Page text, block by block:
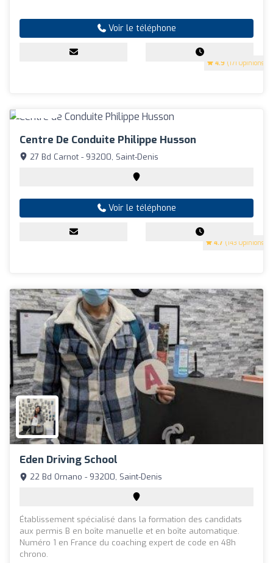
4.9 (171 Opinions)
Voir le téléphone
Centre De Conduite Philippe Husson
4.7 (143 Opinions)
27 Bd Carnot - 93200, Saint-Denis
Voir le téléphone
Eden Driving School
22 Bd Ornano - 93200, Saint-Denis
Établissement spécialisé dans la formation des candidats
aux permis B en boîte manuelle et en boîte automatique.
Numéro 1 en France du coaching expert de code en 48h
chrono.